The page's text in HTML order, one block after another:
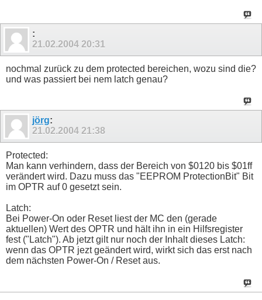
:
21.02.2004 20:31
nochmal zurück zu dem protected bereichen, wozu sind die?
und was passiert bei nem latch genau?
jörg:
21.02.2004 21:38
Protected:
Man kann verhindern, dass der Bereich von $0120 bis $01ff
verändert wird. Dazu muss das "EEPROM ProtectionBit" Bit
im OPTR auf 0 gesetzt sein.
Latch:
Bei Power-On oder Reset liest der MC den (gerade
aktuellen) Wert des OPTR und hält ihn in ein Hilfsregister
fest ("Latch"). Ab jetzt gilt nur noch der Inhalt dieses Latch:
wenn das OPTR jezt geändert wird, wirkt sich das erst nach
dem nächsten Power-On / Reset aus.